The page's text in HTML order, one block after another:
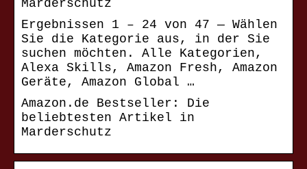
Marderschutz
Ergebnissen 1 – 24 von 47 — Wählen
Sie die Kategorie aus, in der Sie
suchen möchten. Alle Kategorien,
Alexa Skills, Amazon Fresh, Amazon
Geräte, Amazon Global …
Amazon.de Bestseller: Die
beliebtesten Artikel in
Marderschutz